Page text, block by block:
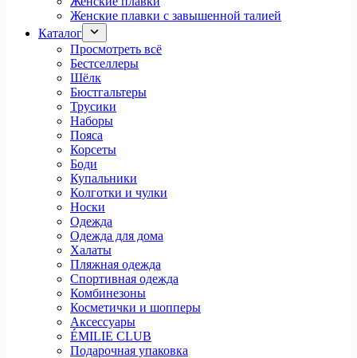
Женские плавки с завышенной талией
Каталог
Просмотреть всё
Бестселлеры
Шёлк
Бюстгальтеры
Трусики
Наборы
Пояса
Корсеты
Боди
Купальники
Колготки и чулки
Носки
Одежда
Одежда для дома
Халаты
Пляжная одежда
Спортивная одежда
Комбинезоны
Косметички и шопперы
Аксессуары
ÉMILIE CLUB
Подарочная упаковка